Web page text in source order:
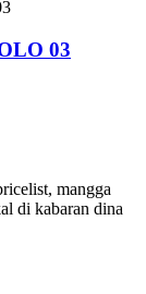
03
mangga
di kabaran dina